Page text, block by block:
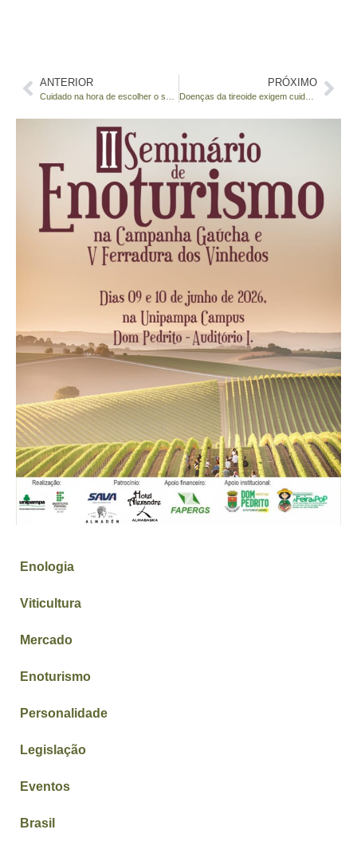
ANTERIOR PRÓXIMO
Doenças da tireoide exigem cuidados especiais
Enologia
Viticultura
Mercado
Enoturismo
Personalidade
Legislação
Eventos
Brasil